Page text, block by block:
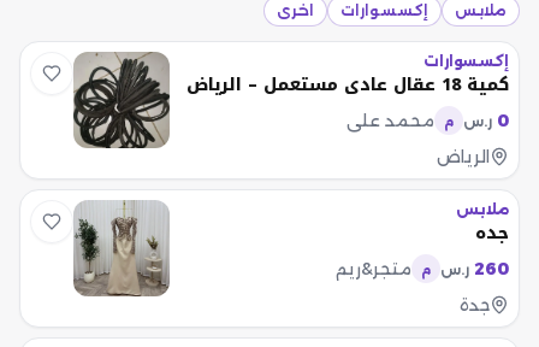
ملابس إكسسوارات اخرى
إكسسوارات
كمية 18 عقال عادي مستعمل – الرياض
0 ر.س م
محمد علي
الرياض
ملابس
جده
260 ر.س م
متجر&ريم
جدة